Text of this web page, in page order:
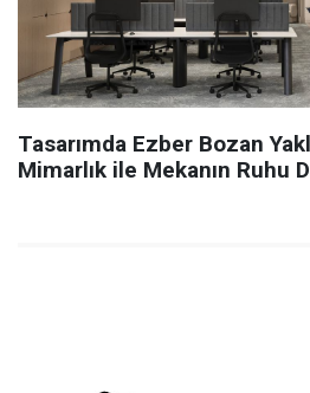
Tasarımda Ezber Bozan
Mimarlık ile Mekanın Ruhu